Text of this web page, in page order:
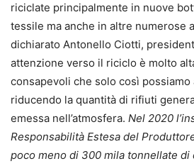
riciclate principalmente in nuove
tessile ma anche in altre numerose
dichiarato Antonello Ciotti,
attenzione verso il riciclo è molto
consapevoli che solo così possiamo
riducendo la quantità di rifiuti
emessa nell’atmosfera. Nel 2020
Responsabilità Estesa del
poco meno di 300 mila tonnellate di